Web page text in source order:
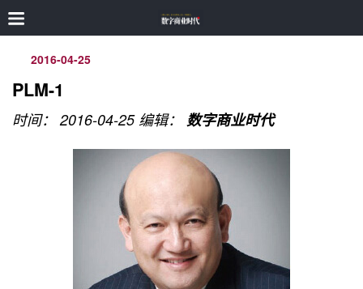
2016-04-25
PLM-1
时间： 2016-04-25 编辑： 数字商业时代